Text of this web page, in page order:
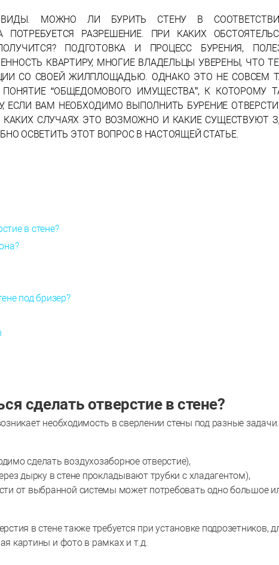
ВИДЫ. МОЖНО ЛИ БУРИТЬ СТЕНУ В
ПОТРЕБУЕТСЯ РАЗРЕШЕНИЕ. ПРИ КАКИХ
ПОДГОТОВКА И ПРОЦЕСС БУРЕНИЯ,
КВАРТИРУ, МНОГИЕ ВЛАДЕЛЬЦЫ УВЕРЕНЫ, ЧТО
СО СВОЕЙ ЖИЛПЛОЩАДЬЮ. ОДНАКО ЭТО НЕ СОВСЕМ
“ОБЩЕДОМОВОГО ИМУЩЕСТВА”, К КОТОРОМУ
ЕСЛИ ВАМ НЕОБХОДИМО ВЫПОЛНИТЬ БУРЕНИЕ
КАКИХ СЛУЧАЯХ ЭТО ВОЗМОЖНО И КАКИЕ СУЩЕСТВУЮТ
ОСВЕТИТЬ ЭТОТ ВОПРОС В НАСТОЯЩЕЙ СТАТЬЕ.
в стене?
под бризер?
сделать отверстие в стене?
необходимость в сверлении стены под разные задачи.
сделать воздухозаборное отверстие),
дырку в стене прокладывают трубки с хладагентом),
от выбранной системы может потребовать одно большое
в стене также требуется при установке подрозетников,
картины и фото в рамках и т.д.